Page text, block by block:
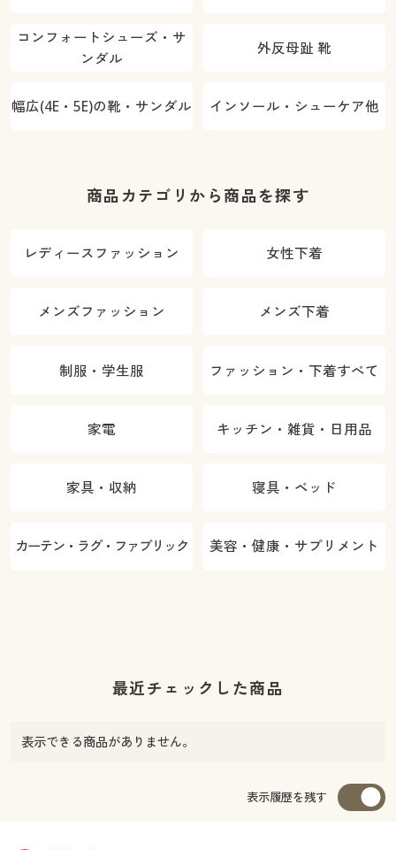
コンフォートシューズ・サ
ンダル
外反母趾 靴
幅広(4E・5E)の靴・サンダル インソール・シューケア他
商品カテゴリから商品を探す
レディースファッション 女性下着
メンズファッション メンズ下着
制服・学生服 ファッション・下着すべて
家電 キッチン・雑貨・日用品
家具・収納 寝具・ベッド
カーテン・ラグ・ファブリック 美容・健康・サプリメント
最近チェックした商品
表示できる商品がありません。
表示履歴を残す